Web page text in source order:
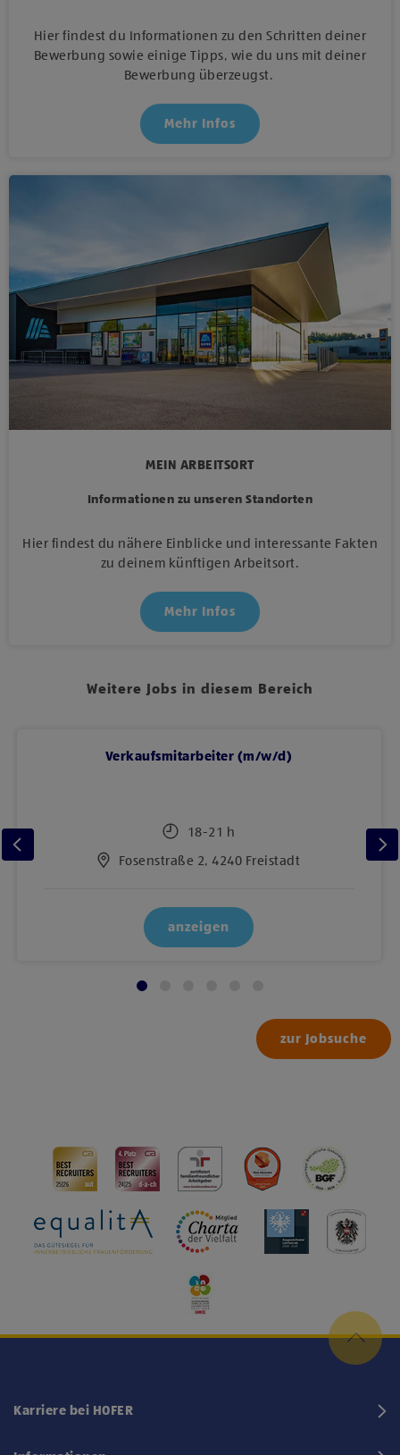
Hier findest du Informationen zu den Schritten deiner
Bewerbung sowie einige Tipps, wie du uns mit deiner
Bewerbung überzeugst.
Mehr Infos
MEIN ARBEITSORT
Informationen zu unseren Standorten
Hier findest du nähere Einblicke und interessante Fakten
zu deinem künftigen Arbeitsort.
Mehr Infos
Weitere Jobs in diesem Bereich
Verkaufsmitarbeiter (m/w/d)
18-21 h
Fosenstraße 2, 4240 Freistadt
anzeigen
zur Jobsuche
Karriere bei HOFER